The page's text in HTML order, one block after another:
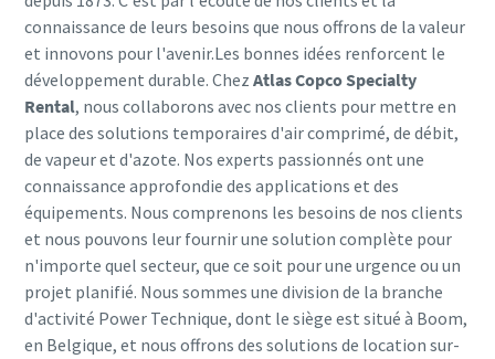
connaissance de leurs besoins que nous offrons de la valeur
et innovons pour l'avenir.Les bonnes idées renforcent le
développement durable. Chez Atlas Copco Specialty
Rental, nous collaborons avec nos clients pour mettre en
place des solutions temporaires d'air comprimé, de débit,
de vapeur et d'azote. Nos experts passionnés ont une
connaissance approfondie des applications et des
équipements. Nous comprenons les besoins de nos clients
et nous pouvons leur fournir une solution complète pour
n'importe quel secteur, que ce soit pour une urgence ou un
projet planifié. Nous sommes une division de la branche
d'activité Power Technique, dont le siège est situé à Boom,
en Belgique, et nous offrons des solutions de location sur-